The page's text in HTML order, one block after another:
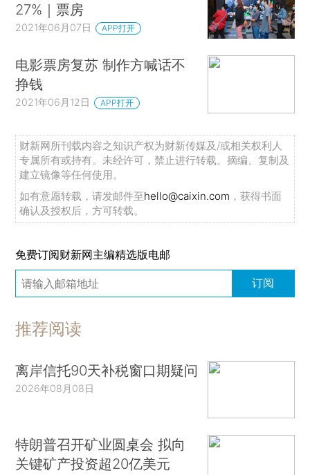
27%｜票房
2021年06月07日 APP打开
电影票房复苏 制作方喊话不
挣钱
2021年06月12日 APP打开
财新网所刊载内容之知识产权为财新传媒及/或相关权利人
专属所有或持有。未经许可，禁止进行转载、摘编、复制及
建立镜像等任何使用。
如有意愿转载，请发邮件至hello@caixin.com ，获得书面
确认及授权后，方可转载。
免费订阅财新网主编精选版电邮
订阅
推荐阅读
离岸信托90天补税窗口期疑问
2026年08月08日
特朗普召开矿业圆桌会 拟向
关键矿产投资超20亿美元